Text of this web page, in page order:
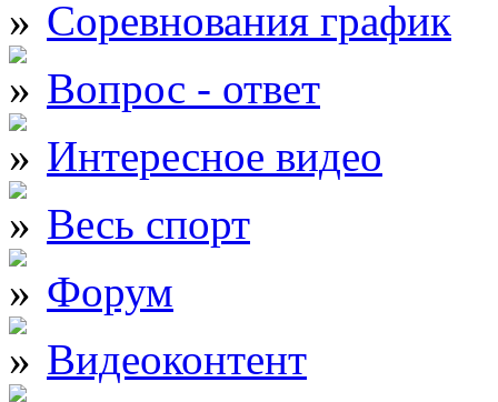
Соревнования график
Вопрос - ответ
Интересное видео
Весь спорт
Форум
Видеоконтент